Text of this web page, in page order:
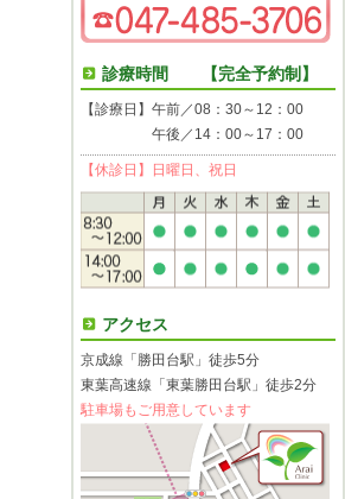
診療時間 【完全予約制】
【診療日】午前／08：30～12：00
午後／14：00～17：00
【休診日】日曜日、祝日
アクセス
京成線「勝田台駅」徒歩5分
東葉高速線「東葉勝田台駅」徒歩2分
駐車場もご用意しています